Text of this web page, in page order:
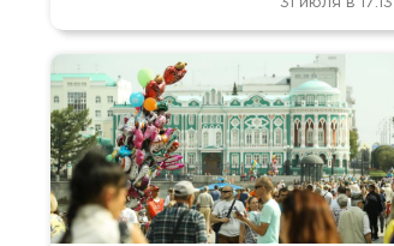
31 июля в 17:13